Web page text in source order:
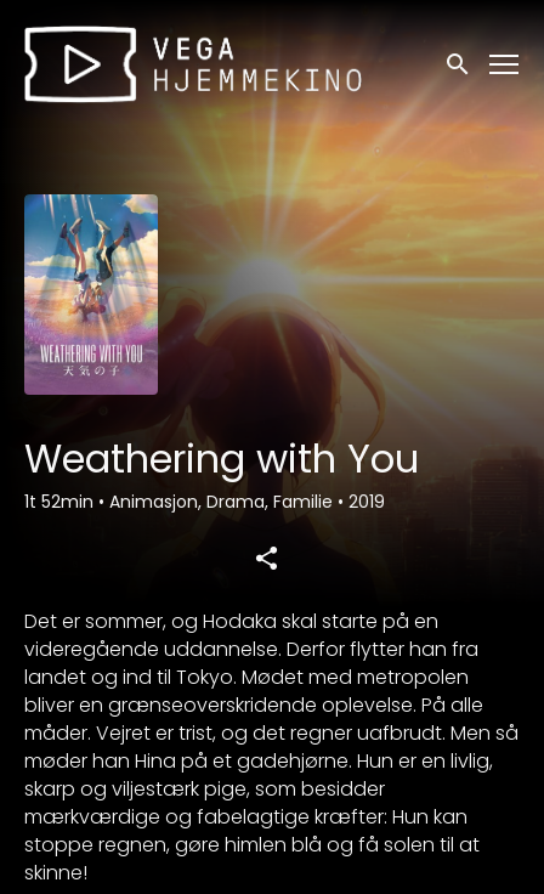
Tilgjengelighetslenker
Søk
Weathering with You
1t 52min • Animasjon, Drama, Familie • 2019
Det er sommer, og Hodaka skal starte på en
videregående uddannelse. Derfor flytter han fra
landet og ind til Tokyo. Mødet med metropolen
bliver en grænseoverskridende oplevelse. På alle
måder. Vejret er trist, og det regner uafbrudt. Men så
møder han Hina på et gadehjørne. Hun er en livlig,
skarp og viljestærk pige, som besidder
mærkværdige og fabelagtige kræfter: Hun kan
stoppe regnen, gøre himlen blå og få solen til at
skinne!